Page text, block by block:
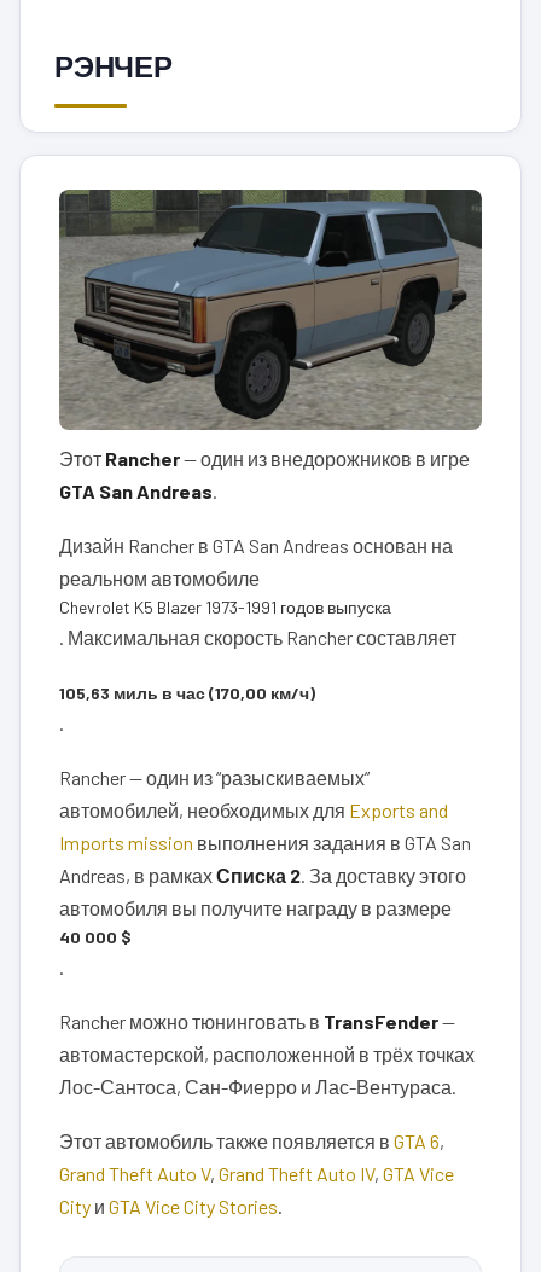
РЭНЧЕР
Этот Rancher— один из внедорожников в игре
GTA San Andreas
Дизайн Rancher в GTA San Andreas основан на
реальном автомобиле
Chevrolet K5 Blazer 1973-1991 годов выпуска
. Максимальная скорость Rancher составляет
105,63 миль в час (170,00 км/ч)
Rancher — один из “разыскиваемых”
автомобилей, необходимых для Exports and
Imports mission выполнения задания в GTA San
Andreas, в рамкахСписка 2 . За доставку этого
автомобиля вы получите награду в размере
40 000 $
Rancher можно тюнинговать в TransFender—
автомастерской, расположенной в трёх точках
Лос-Сантоса, Сан-Фиерро и Лас-Вентураса.
Этот автомобиль также появляется в GTA 6,
Grand Theft Auto V, Grand Theft Auto IV, GTA Vice
City и GTA Vice City Stories